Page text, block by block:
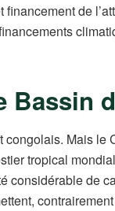
de
Bassin
congolais. Mais
tropical
considérable de